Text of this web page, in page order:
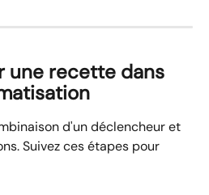
une recette dans
d'un déclencheur et
Suivez ces étapes pour